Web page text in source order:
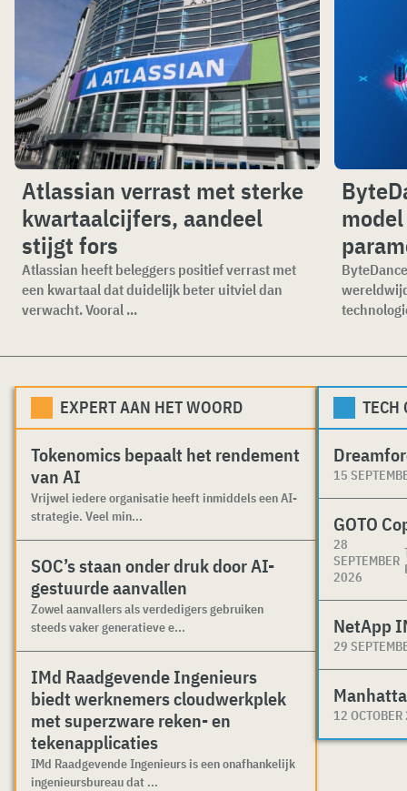
Atlassian verrast met sterke
kwartaalcijfers, aandeel
stijgt fors
Atlassian heeft beleggers positief verrast met
een kwartaal dat duidelijk beter uitviel dan
verwacht. Vooral ...
EXPERT AAN HET WOORD
Tokenomics bepaalt het rendement
van AI
Vrijwel iedere organisatie heeft inmiddels een AI-
strategie. Veel min...
SOC’s staan onder druk door AI-
gestuurde aanvallen
Zowel aanvallers als verdedigers gebruiken
steeds vaker generatieve e...
IMd Raadgevende Ingenieurs
biedt werknemers cloudwerkplek
met superzware reken- en
tekenapplicaties
IMd Raadgevende Ingenieurs is een onafhankelijk
ingenieursbureau dat ...
TECH
15
GOTO
28
SEPTEMBER
2026
NetApp
29
12